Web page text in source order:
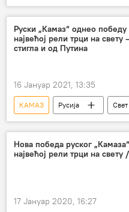
КАМАЗ
камиони
Руски „Камаз“ однео победу
највећој рели трци на свету
стигла и од Путина
16 Јануар 2021, 13:35
КАМАЗ Русија Свет
Рели "Дакар"
честитка
Остали спортови
Спорт
Владимир Путин
Нова победа руског
највећој рели трци на
17 Јануар 2020, 16:27